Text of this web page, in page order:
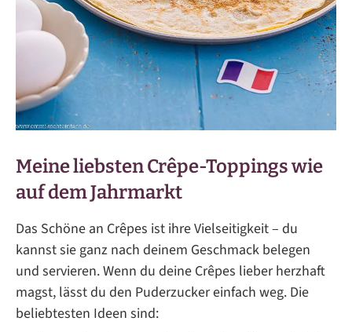
Meine liebsten Crêpe-Toppings wie
auf dem Jahrmarkt
Das Schöne an Crêpes ist ihre Vielseitigkeit – du
kannst sie ganz nach deinem Geschmack belegen
und servieren. Wenn du deine Crêpes lieber herzhaft
magst, lässt du den Puderzucker einfach weg. Die
beliebtesten Ideen sind: